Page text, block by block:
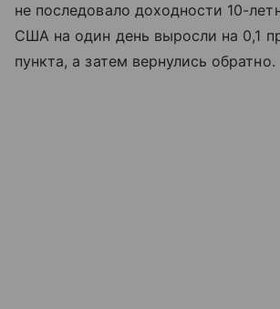
не последовало доходности 10-
США на один день выросли на 0,1
пункта, а затем вернулись обратно.